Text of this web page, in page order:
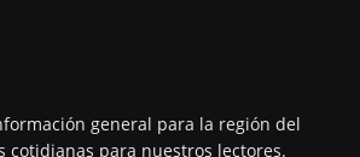
general para la región del
cotidianas para nuestros lectores.